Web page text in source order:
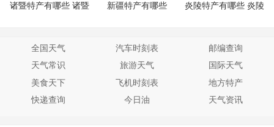
诸暨特产有哪些 诸暨
新疆特产有哪些
炎陵特产有哪些 炎陵
全国天气 汽车时刻表
邮编查询
天气常识
旅游天气
国际天气
美食天下
飞机时刻表
地方特产
快递查询
今日油 天气资讯